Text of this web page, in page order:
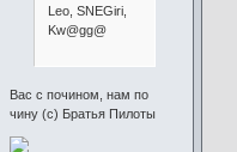
Leo, SNEGiri,
Kw@gg@
Вас с почином, нам по
чину (c) Братья Пилоты